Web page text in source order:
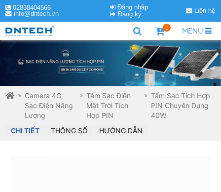
02838404566
info@dntech.vn
Đăng nhập
Đăng ký
Liên hệ
MENU
0
Camera 4G,
Sạc Điện Năng
Lượng
Tấm Sạc Điện
Mặt Trời Tích
Hợp PIN
Tấm Sạc Tích Hợp
PIN Chuyên Dụng
40W
CHI TIẾT
THÔNG SỐ HƯỚNG DẪN